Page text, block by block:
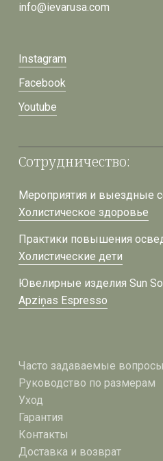
info@ievarusa.com
Instagram
Facebook
Youtube
Сотрудничество:
Мероприятия и выездные
Холистическое здоровье
Практики повышения
Холистические дети
Ювелирные изделия Sun
Apziņas Espresso
Часто задаваемые вопросы
Руководство по размерам
Уход
Гарантия
Контакты
Доставка и возврат